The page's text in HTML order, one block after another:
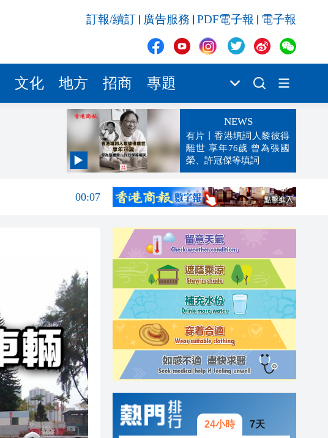
訂報/續訂 廣告服務 PDF電子報 電子報
文化 地方 招商 專題
NEWS
有片丨香港填詞人黎彼得
離世 享年76歲 曾為張國
榮、許冠傑等填詞
00:19
00:07
23:17
23:12
23:12
23:00
24小時 7天